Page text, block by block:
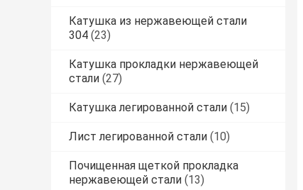
Катушка из нержавеющей стали
304 (23)
Катушка прокладки нержавеющей
стали (27)
Катушка легированной стали (15)
Лист легированной стали (10)
Почищенная щеткой прокладка
нержавеющей стали (13)